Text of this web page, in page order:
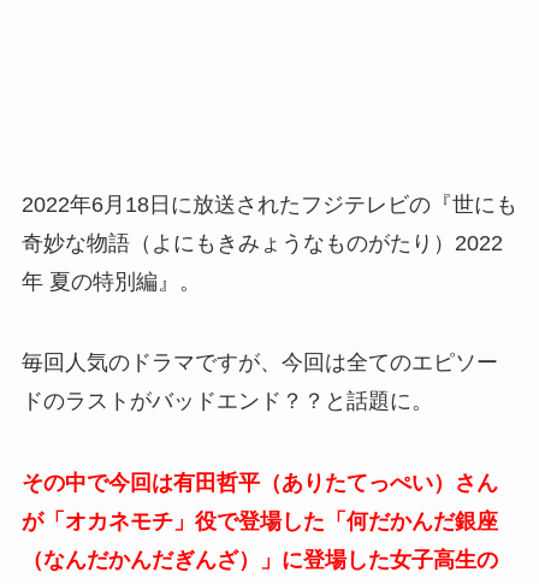
2022年6月18日に放送されたフジテレビの『世にも
奇妙な物語（よにもきみょうなものがたり）2022
年 夏の特別編』。
毎回人気のドラマですが、今回は全てのエピソー
ドのラストがバッドエンド？？と話題に。
その中で今回は有田哲平（ありたてっぺい）さん
が「オカネモチ」役で登場した「何だかんだ銀座
（なんだかんだぎんざ）」に登場した女子高生の